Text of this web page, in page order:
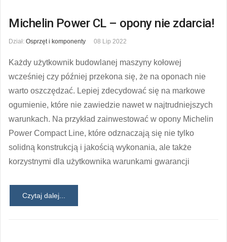
Michelin Power CL – opony nie zdarcia!
Dział: Osprzęt i komponenty 08 Lip 2022
Każdy użytkownik budowlanej maszyny kołowej
wcześniej czy później przekona się, że na oponach nie
warto oszczędzać. Lepiej zdecydować się na markowe
ogumienie, które nie zawiedzie nawet w najtrudniejszych
warunkach. Na przykład zainwestować w opony Michelin
Power Compact Line, które odznaczają się nie tylko
solidną konstrukcją i jakością wykonania, ale także
korzystnymi dla użytkownika warunkami gwarancji
Czytaj dalej...